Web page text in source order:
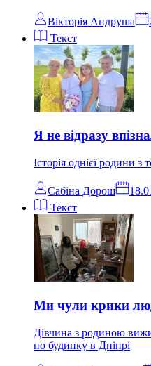
Вікторія Андруша
Текст
Я не відразу
Історія однієї родини з
Сабіна Дорош
Текст
Ми чули крики
Дівчина з родиною
по будинку в Дніпрі